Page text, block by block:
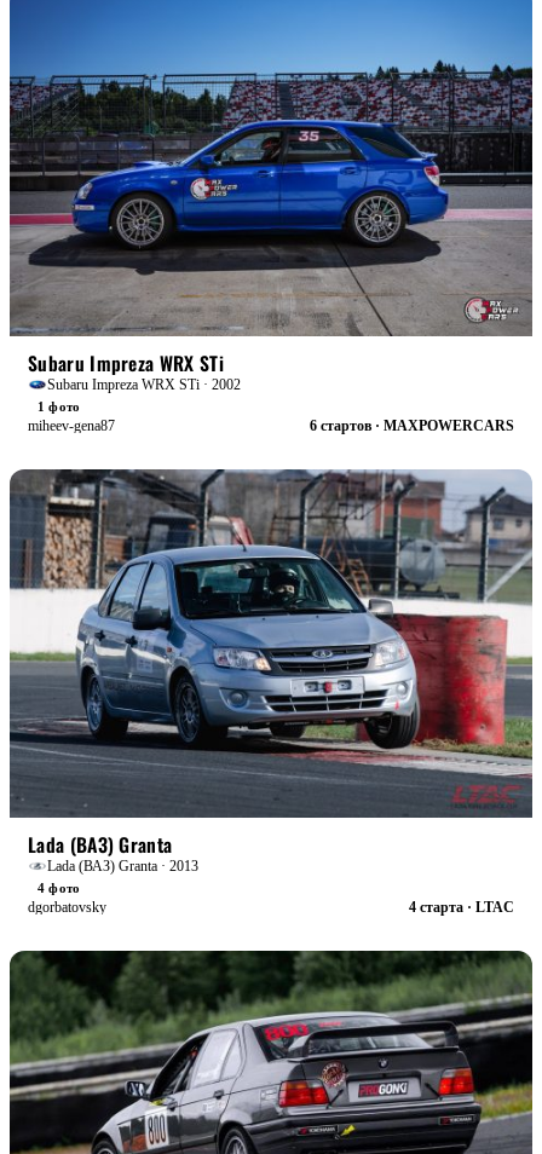
Subaru Impreza WRX STi
Subaru Impreza WRX STi · 2002
1 фото
miheev-gena87
6 стартов · MAXPOWERCARS
Lada (ВАЗ) Granta
Lada (ВАЗ) Granta · 2013
4 фото
dgorbatovsky
4 старта · LTAC